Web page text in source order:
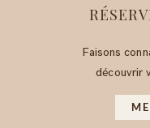
Faisons
découvrir